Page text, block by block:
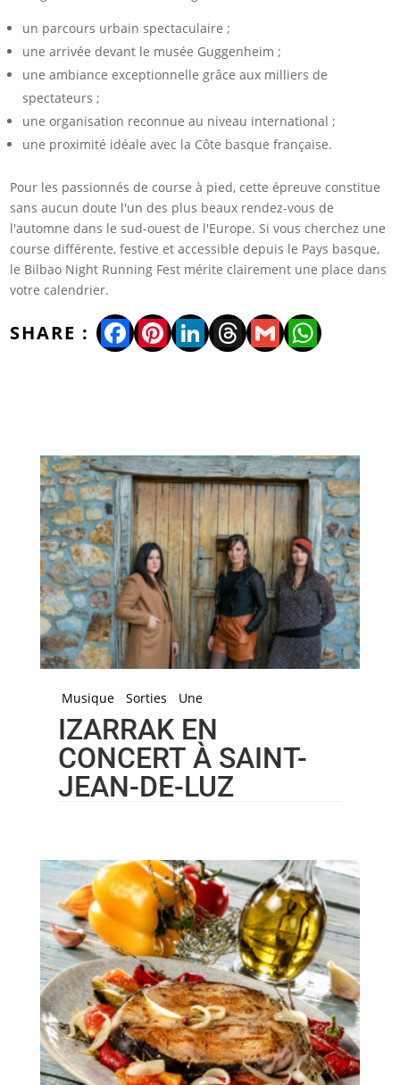
un parcours urbain spectaculaire ;
une arrivée devant le musée Guggenheim ;
une ambiance exceptionnelle grâce aux milliers de
spectateurs ;
une organisation reconnue au niveau international ;
une proximité idéale avec la Côte basque française.
Pour les passionnés de course à pied, cette épreuve constitue
sans aucun doute l'un des plus beaux rendez-vous de
l'automne dans le sud-ouest de l'Europe. Si vous cherchez une
course différente, festive et accessible depuis le Pays basque,
le Bilbao Night Running Fest mérite clairement une place dans
votre calendrier.
Facebook
Pinterest
LinkedIn
Threads
Gmail
Musique Sorties Une
IZARRAK EN
CONCERT À SAINT-
JEAN-DE-LUZ